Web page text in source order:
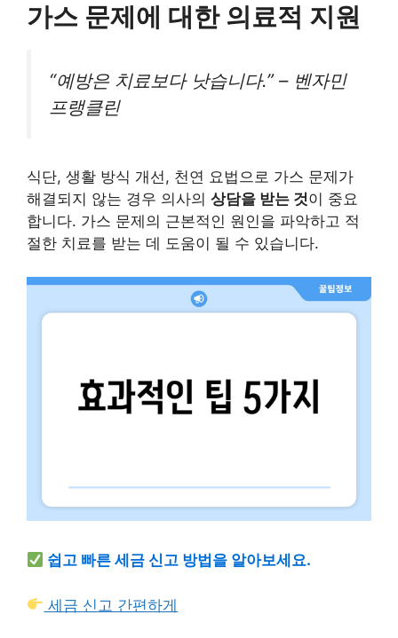
가스 문제에 대한 의료적 지원
“예방은 치료보다 낫습니다.” – 벤자민
프랭클린
식단, 생활 방식 개선, 천연 요법으로 가스 문제가
해결되지 않는 경우 의사의 상담을 받는 것이 중요
합니다. 가스 문제의 근본적인 원인을 파악하고 적
절한 치료를 받는 데 도움이 될 수 있습니다.
쉽고 빠른 세금 신고 방법을 알아보세요.
세금 신고 간편하게